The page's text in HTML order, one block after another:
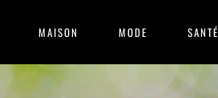
MAISON MODE SANTÉ